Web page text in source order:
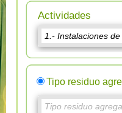
Actividades
Tipo residuo